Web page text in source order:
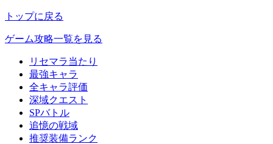
トップに戻る
ゲーム攻略一覧を見る
リセマラ当たり
最強キャラ
全キャラ評価
深域クエスト
SPバトル
追憶の戦域
推奨装備ランク